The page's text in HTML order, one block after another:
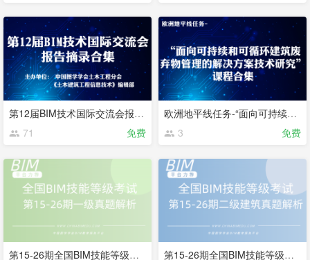
第12届BIM技术国际交流会报告摘录合集
71
免费
欧洲地平线任务-“面向可持续和可循环建筑废弃物管理的解决方案技术研究” 课程合集
3
免费
第15-26期全国BIM技能等级考试一级真题解析
第15-26期全国BIM技能等级考试二级建筑试题解析